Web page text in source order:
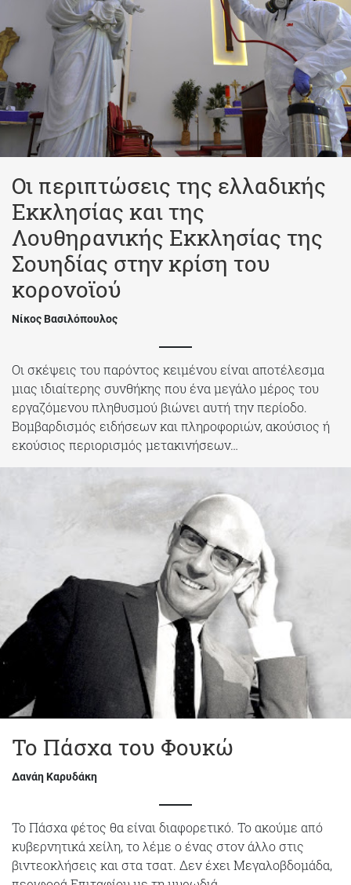
Οι περιπτώσεις της ελλαδικής
Εκκλησίας και της
Λουθηρανικής Εκκλησίας της
Σουηδίας στην κρίση του
κορονοϊού
Νίκος Βασιλόπουλος
Οι σκέψεις του παρόντος κειμένου είναι αποτέλεσμα
μιας ιδιαίτερης συνθήκης που ένα μεγάλο μέρος του
εργαζόμενου πληθυσμού βιώνει αυτή την περίοδο.
Βομβαρδισμός ειδήσεων και πληροφοριών, ακούσιος ή
εκούσιος περιορισμός μετακινήσεων…
Το Πάσχα του Φουκώ
Δανάη Καρυδάκη
Το Πάσχα φέτος θα είναι διαφορετικό. Το ακούμε από
κυβερνητικά χείλη, το λέμε ο ένας στον άλλο στις
βιντεοκλήσεις και στα τσατ. Δεν έχει Μεγαλοβδομάδα,